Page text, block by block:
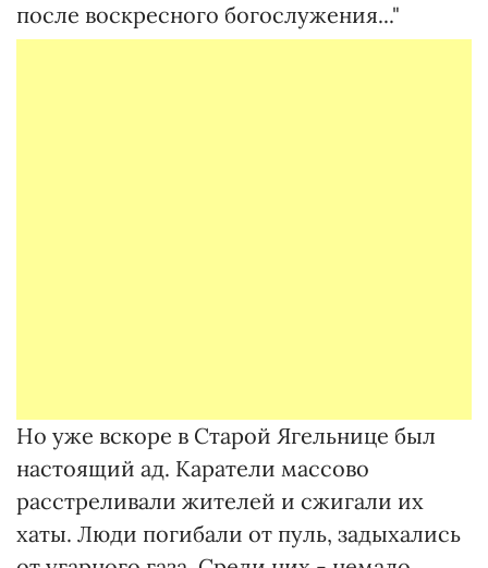
после воскресного богослужения..."
Но уже вскоре в Старой Ягельнице был
настоящий ад. Каратели массово
расстреливали жителей и сжигали их
хаты. Люди погибали от пуль, задыхались